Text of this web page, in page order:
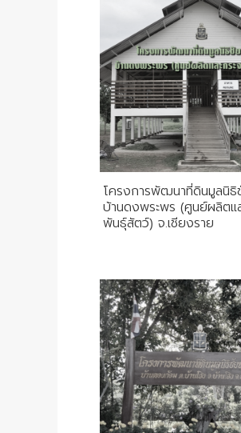
โครงการพัฒนาที่ดินมูลนิ
บ้านดงพระพร (ศูนย์ผลิตแ
พันธุ์สัตว์) จ.เชียงราย